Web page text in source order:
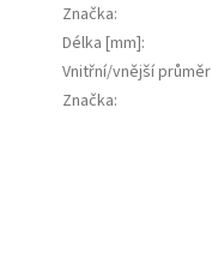
Značka:
Délka [mm]:
Vnitřní/vnější
Značka: